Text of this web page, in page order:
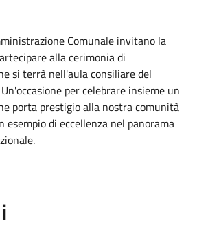
Comunale invitano la
alla cerimonia di
si terrà nell'aula consiliare del
per celebrare insieme un
porta prestigio alla nostra comunità
esempio di eccellenza nel panorama